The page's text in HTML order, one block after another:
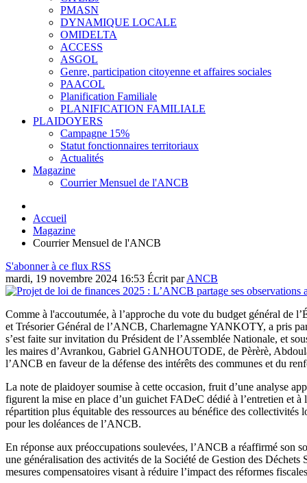
PMASN
DYNAMIQUE LOCALE
OMIDELTA
ACCESS
ASGOL
Genre, participation citoyenne et affaires sociales
PAACOL
Planification Familiale
PLANIFICATION FAMILIALE
PLAIDOYERS
Campagne 15%
Statut fonctionnaires territoriaux
Actualités
Magazine
Courrier Mensuel de l'ANCB
Accueil
Magazine
Courrier Mensuel de l'ANCB
S'abonner à ce flux RSS
mardi, 19 novembre 2024 16:53 Écrit parANCB
Comme à l'accoutumée, à l’approche du vote du budget général
et Trésorier Général de l’ANCB, Charlemagne YANKOTY, a pris
s’est faite sur invitation du Président de l’Assemblée Nationale, et
les maires d’Avrankou, Gabriel GANHOUTODE, de Pèrèrè,
l’ANCB en faveur de la défense des intérêts des communes et du
La note de plaidoyer soumise à cette occasion, fruit d’une analyse
figurent la mise en place d’un guichet FADeC dédié à l’entretien et
répartition plus équitable des ressources au bénéfice des
pour les doléances de l’ANCB.
En réponse aux préoccupations soulevées, l’ANCB a réaffirmé son
une généralisation des activités de la Société de Gestion des
mesures compensatoires visant à réduire l’impact des réformes